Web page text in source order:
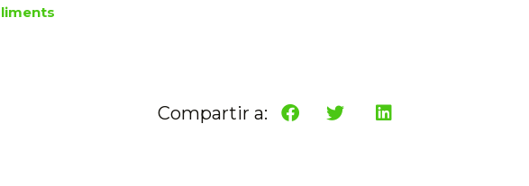
Compartir a: